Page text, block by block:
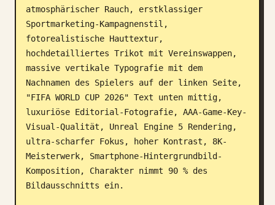
atmosphärischer Rauch, erstklassiger
Sportmarketing-Kampagnenstil,
fotorealistische Hauttextur,
hochdetailliertes Trikot mit Vereinswappen,
massive vertikale Typografie mit dem
Nachnamen des Spielers auf der linken Seite,
"FIFA WORLD CUP 2026" Text unten mittig,
luxuriöse Editorial-Fotografie, AAA-Game-Key-
Visual-Qualität, Unreal Engine 5 Rendering,
ultra-scharfer Fokus, hoher Kontrast, 8K-
Meisterwerk, Smartphone-Hintergrundbild-
Komposition, Charakter nimmt 90 % des
Bildausschnitts ein.